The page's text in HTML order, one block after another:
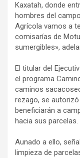
Kaxatah, donde
hombres del
Agrícola vamos a
comisarías de
sumergibles»,
El titular del
el programa
caminos
rezago, se
beneficiarán a
hacia sus parcelas.
Aunado a ello,
limpieza de